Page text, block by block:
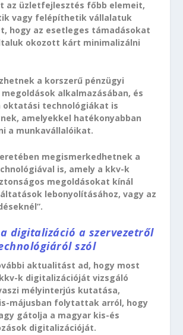
az üzletfejlesztés főbb elemeit,
vagy felépíthetik vállalatuk
hogy az esetleges támadásokat
okozott kárt minimalizálni
a korszerű pénzügyi
alkalmazásában, és
oktatási technológiákat is
amelyekkel hatékonyabban
a munkavállalóikat.
megismerkedhetnek a
is, amely a kkv-k
megoldásokat kínál
lebonyolításához, vagy az
digitalizáció a szervezetről
szól
aktualitást ad, hogy most
k digitalizációját vizsgáló
mélyinterjús kutatása,
májusban folytattak arról, hogy
gátolja a magyar kis-és
digitalizációját.